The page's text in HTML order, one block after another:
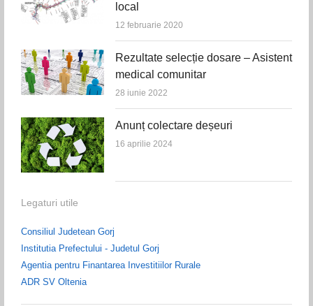
local
12 februarie 2020
Rezultate selecție dosare – Asistent
medical comunitar
28 iunie 2022
Anunț colectare deșeuri
16 aprilie 2024
Legaturi utile
Consiliul Judetean Gorj
Institutia Prefectului - Judetul Gorj
Agentia pentru Finantarea Investitiilor Rurale
ADR SV Oltenia